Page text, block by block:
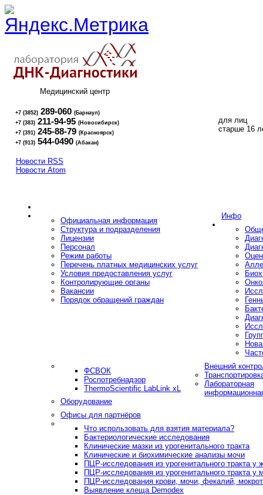
Медицинский центр
+7 (3852) 289-060 (Барнаул)
+7 (383) 211-94-95 (Новосибирск)
+7 (391) 245-88-79 (Красноярск)
+7 (913) 544-0490 (Абакан)
для лиц
старше 16
Новости RSS
Новости Atom
Инфо
Официальная информация
Структура и подразделения
Лицензии
Персонал
Режим работы
Перечень платных медицинских услуг
Условия предоставления услуг
Контролирующие органы
Вакансии
Порядок обращений граждан
Внешний
ФСВОК
Роспотребнадзор
ThermoScientific LabLink xL
Лабораторная
Оборудование
Офисы для партнёров
Что использовать для взятия материала?
Бактериологические исследования
Клинические мазки из урогенитального тракта
Клинические и биохимические анализы мочи
ПЦР-исследования из урогенитального тракта у
ПЦР-исследования из урогенитального тракта у
ПЦР-исследования крови, мочи, фекалий,
Выявление клеща Demodex